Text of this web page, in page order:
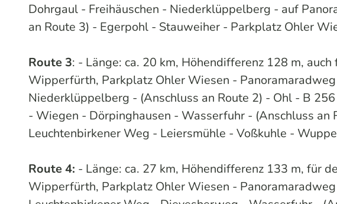
Dohrgaul - Freihäuschen - Niederklüppelberg - auf
an Route 3) - Egerpohl - Stauweiher - Parkplatz Ohler
Route 3: - Länge: ca. 20 km, Höhendifferenz 128 m,
Wipperfürth, Parkplatz Ohler Wiesen -
Niederklüppelberg - (Anschluss an Route 2) - Ohl - B
- Wiegen - Dörpinghausen - Wasserfuhr - (Anschluss an
Leuchtenbirkener Weg - Leiersmühle - Voßkuhle -
Route 4: - Länge: ca. 27 km, Höhendifferenz 133 m, für
Wipperfürth, Parkplatz Ohler Wiesen -